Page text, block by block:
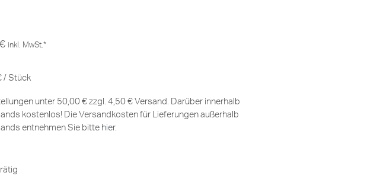
€ inkl. MwSt.*
/ Stück
unter 50,00 € zzgl. 4,50 € Versand. Darüber innerhalb
kostenlos! Die Versandkosten für Lieferungen außerhalb
entnehmen Sie bitte hier.